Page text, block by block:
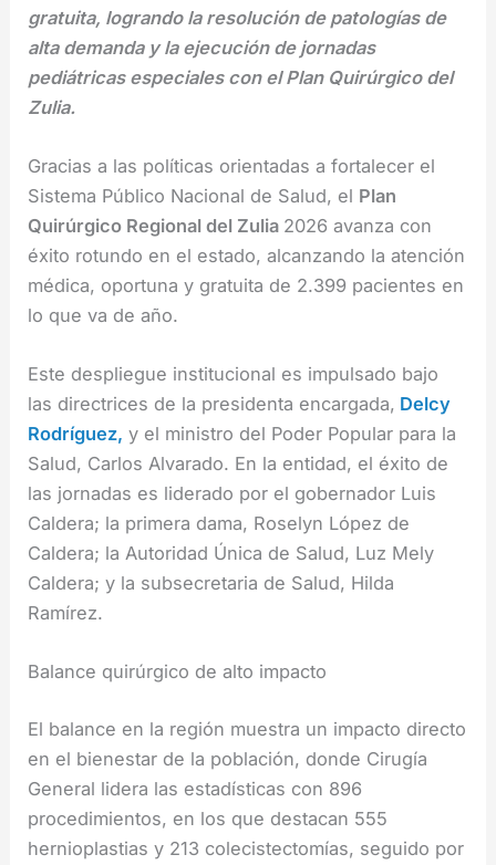
gratuita, logrando la resolución de patologías de
alta demanda y la ejecución de jornadas
pediátricas especiales con el Plan Quirúrgico del
Zulia.
Gracias a las políticas orientadas a fortalecer el
Sistema Público Nacional de Salud, el Plan
Quirúrgico Regional del Zulia 2026 avanza con
éxito rotundo en el estado, alcanzando la atención
médica, oportuna y gratuita de 2.399 pacientes en
lo que va de año.
Este despliegue institucional es impulsado bajo
las directrices de la presidenta encargada, Delcy
Rodríguez, y el ministro del Poder Popular para la
Salud, Carlos Alvarado. En la entidad, el éxito de
las jornadas es liderado por el gobernador Luis
Caldera; la primera dama, Roselyn López de
Caldera; la Autoridad Única de Salud, Luz Mely
Caldera; y la subsecretaria de Salud, Hilda
Ramírez.
Balance quirúrgico de alto impacto
El balance en la región muestra un impacto directo
en el bienestar de la población, donde Cirugía
General lidera las estadísticas con 896
procedimientos, en los que destacan 555
hernioplastias y 213 colecistectomías, seguido por